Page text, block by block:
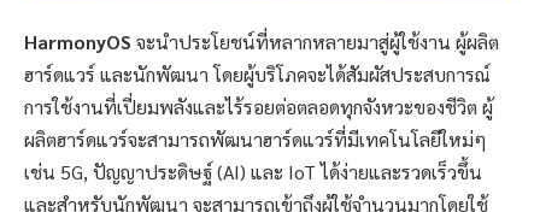
HarmonyOS จะนำประโยชน์ที่หลากหลายมาสู่ผู้ใช้งาน ผู้ผลิต
ฮาร์ดแวร์ และนักพัฒนา โดยผู้บริโภคจะได้สัมผัสประสบการณ์
การใช้งานที่เปี่ยมพลังและไร้รอยต่อตลอดทุกจังหวะของชีวิต ผู้
ผลิตฮาร์ดแวร์จะสามารถพัฒนาฮาร์ดแวร์ที่มีเทคโนโลยีใหม่ๆ
เช่น 5G, ปัญญาประดิษฐ์ (AI) และ IoT ได้ง่ายและรวดเร็วขึ้น
และสำหรับนักพัฒนา จะสามารถเข้าถึงผู้ใช้จำนวนมากโดยใช้